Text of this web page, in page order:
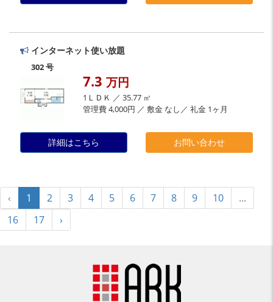
インターネット使い放題
302 号
7.3 万円
1ＬＤＫ ／ 35.77 ㎡
管理費 4,000円 ／ 敷金 なし／ 礼金 1ヶ月
詳細はこちら お問い合わせ
‹ 1 2 3 4 5 6 7 8 9 10
...
16
17 ›